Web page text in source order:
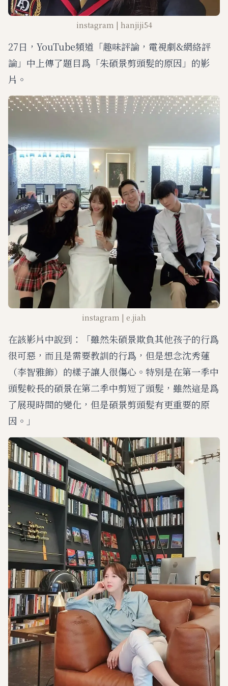
instagram | hanjiji54
27日，YouTube頻道「趣味評論，電視劇&網絡評
論」中上傳了題目爲「朱碩景剪頭髮的原因」的影
片。
instagram | e.jiah
在該影片中說到：「雖然朱碩景欺負其他孩子的行爲
很可惡，而且是需要教訓的行爲，但是想念沈秀蓮
（李智雅飾）的樣子讓人很傷心。特別是在第一季中
頭髮較長的碩景在第二季中剪短了頭髮，雖然這是爲
了展現時間的變化，但是碩景剪頭髮有更重要的原
因。」